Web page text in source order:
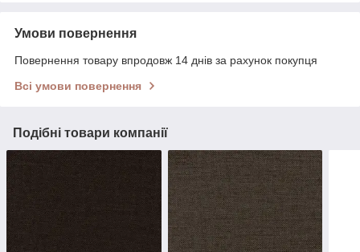
Умови повернення
Повернення товару впродовж 14 днів за рахунок покупця
Всі умови повернення
Подібні товари компанії